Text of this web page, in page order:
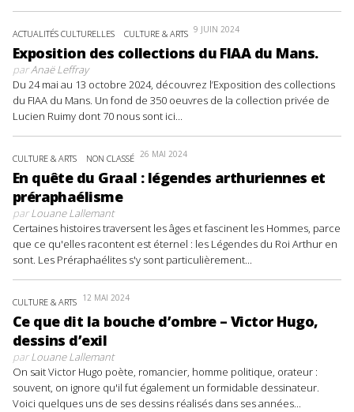
ACTUALITÉS CULTURELLES CULTURE & ARTS 9 JUIN 2024
Exposition des collections du FIAA du Mans.
parAnaë Leffray
Du 24 mai au 13 octobre 2024, découvrez l’Exposition des collections
du FIAA du Mans. Un fond de 350 oeuvres de la collection privée de
Lucien Ruimy dont 70 nous sont ici...
CULTURE & ARTS NON CLASSÉ 26 MAI 2024
En quête du Graal : légendes arthuriennes et
préraphaélisme
parLouane Lallemant
Certaines histoires traversent les âges et fascinent les Hommes, parce
que ce qu'elles racontent est éternel : les Légendes du Roi Arthur en
sont. Les Préraphaélites s'y sont particulièrement...
CULTURE & ARTS 12 MAI 2024
Ce que dit la bouche d’ombre – Victor Hugo,
dessins d’exil
parLouane Lallemant
On sait Victor Hugo poète, romancier, homme politique, orateur :
souvent, on ignore qu'il fut également un formidable dessinateur.
Voici quelques uns de ses dessins réalisés dans ses années...